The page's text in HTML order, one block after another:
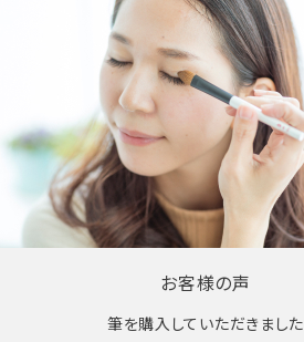
お客様の声
筆を購入していただきました